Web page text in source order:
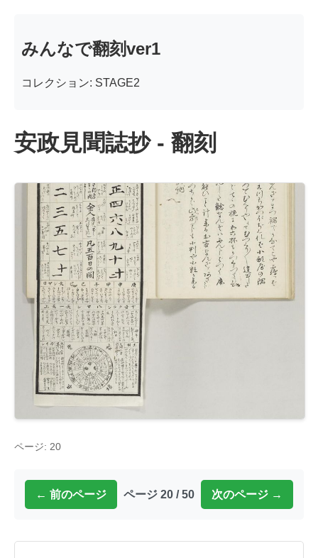
みんなで翻刻ver1
コレクション: STAGE2
安政見聞誌抄 - 翻刻
ページ: 20
← 前のページ ページ 20 / 50 次のページ →